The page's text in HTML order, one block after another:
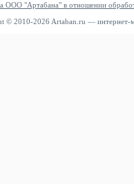
ООО "Артабана" в отношении
© 2010-2026 Artaban.ru — интернет-